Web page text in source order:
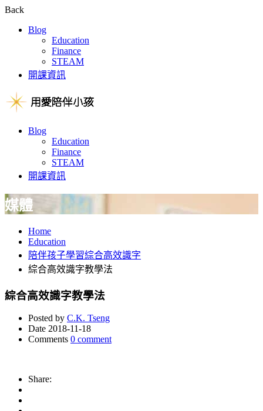
Back
Blog
Education
Finance
STEAM
開課資訊
Blog
Education
Finance
STEAM
開課資訊
媒體
Home
Education
陪伴孩子學習綜合高效識字
綜合高效識字教學法
綜合高效識字教學法
Posted by C.K. Tseng
Date 2018-11-18
Comments 0 comment
Share: